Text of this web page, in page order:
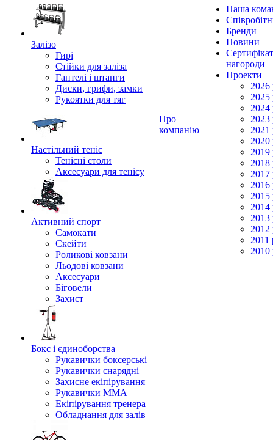
Залізо
Гирі
Стійки для заліза
Гантелі і штанги
Диски, грифи, замки
Рукоятки для тяг
Настільний теніс
Тенісні столи
Аксесуари для тенісу
Активний спорт
Самокати
Скейти
Роликові ковзани
Льодові ковзани
Аксесуари
Біговели
Захист
Бокс і єдиноборства
Рукавички боксерські
Рукавички снарядні
Захисне екіпірування
Рукавички ММА
Екіпірування тренера
Обладнання для залів
Про
компанію
Наша
Бренди
Новини
нагороди
Проекти
2026
2025
2024
2023
2021
2020
2019
2018
2017
2016
2015
2014
2013
2012
2011
2010